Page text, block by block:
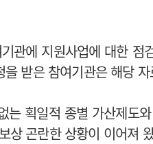
관에 지원사업에 대한
받은 참여기관은 해당
획일적 종별 가산제도
상 곤란한 상황이 이어져